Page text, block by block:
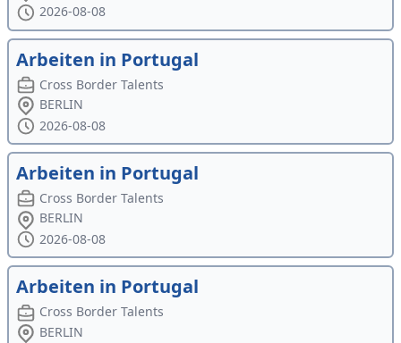
2026-08-08
Arbeiten in Portugal
Cross Border Talents
BERLIN
2026-08-08
Arbeiten in Portugal
Cross Border Talents
BERLIN
2026-08-08
Arbeiten in Portugal
Cross Border Talents
BERLIN